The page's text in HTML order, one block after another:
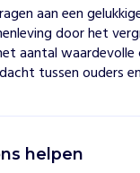
aan een
door het
aantal
tussen ouders
helpen